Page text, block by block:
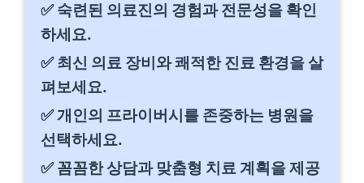
✅ 숙련된 의료진의 경험과 전문성을 확인
하세요.
✅ 최신 의료 장비와 쾌적한 진료 환경을 살
펴보세요.
✅ 개인의 프라이버시를 존중하는 병원을
선택하세요.
✅ 꼼꼼한 상담과 맞춤형 치료 계획을 제공